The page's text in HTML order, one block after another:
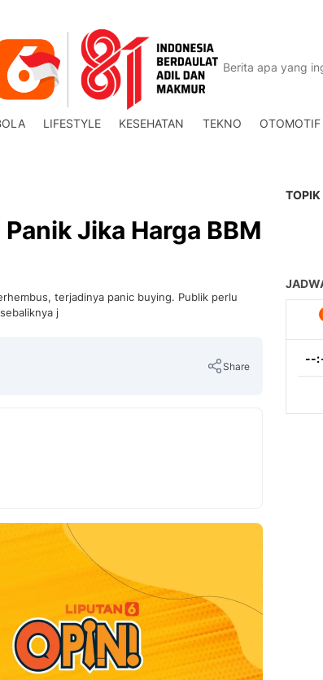
LIFESTYLE KESEHATAN TEKNO OTOMOTIF
Jika Harga BBM
terjadinya panic buying. Publik perlu
j
Share
TOPIK